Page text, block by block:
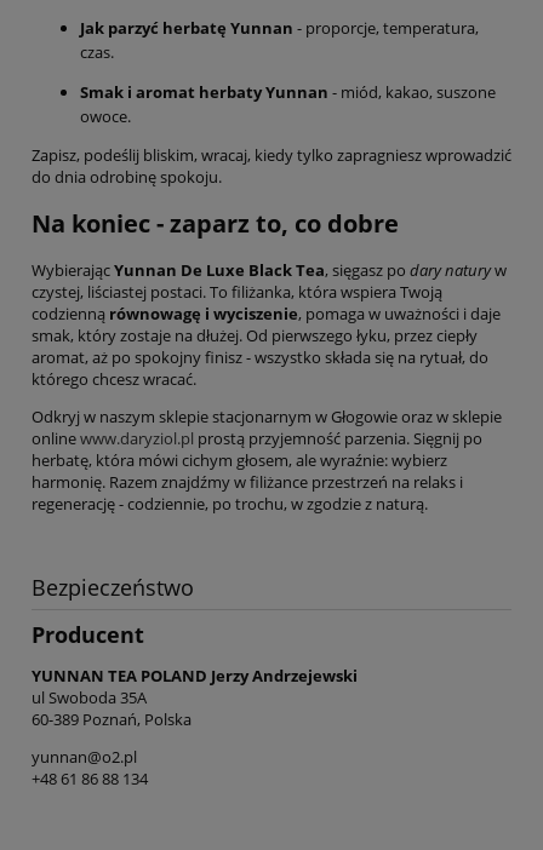
Jak parzyć herbatę Yunnan - proporcje, temperatura,
czas.
Smak i aromat herbaty Yunnan - miód, kakao, suszone
owoce.
Zapisz, podeślij bliskim, wracaj, kiedy tylko zapragniesz wprowadzić
do dnia odrobinę spokoju.
Na koniec - zaparz to, co dobre
WybierającYunnan De Luxe Black Tea, sięgasz po dary naturyw
czystej, liściastej postaci. To filiżanka, która wspiera Twoją
codzienną równowagę i wyciszenie, pomaga w uważności i daje
smak, który zostaje na dłużej. Od pierwszego łyku, przez ciepły
aromat, aż po spokojny finisz - wszystko składa się na rytuał, do
którego chcesz wracać.
Odkryj w naszym sklepie stacjonarnym w Głogowie oraz w sklepie
onlinewww.daryziol.pl prostą przyjemność parzenia. Sięgnij po
herbatę, która mówi cichym głosem, ale wyraźnie: wybierz
harmonię. Razem znajdźmy w filiżance przestrzeń na relaks i
regenerację - codziennie, po trochu, w zgodzie z naturą.
Bezpieczeństwo
Producent
YUNNAN TEA POLAND Jerzy Andrzejewski
ul Swoboda 35A
60-389 Poznań, Polska
yunnan@o2.pl
+48 61 86 88 134